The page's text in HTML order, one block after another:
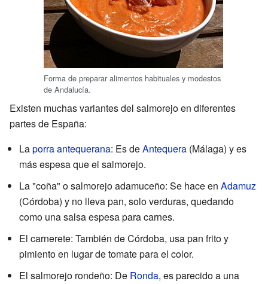
Forma de preparar alimentos habituales y modestos
de Andalucía.
Existen muchas variantes del salmorejo en diferentes
partes de España:
Laporra antequerana: Es deAntequera (Málaga) y es
más espesa que el salmorejo.
La "coña" o salmorejo adamuceño: Se hace en Adamuz
(Córdoba) y no lleva pan, solo verduras, quedando
como una salsa espesa para carnes.
El carnerete: También de Córdoba, usa pan frito y
pimiento en lugar de tomate para el color.
El salmorejo rondeño: De Ronda, es parecido a una